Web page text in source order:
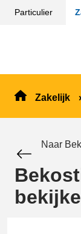
Sla
inhoud
Particulier
Zakelijk
Naar